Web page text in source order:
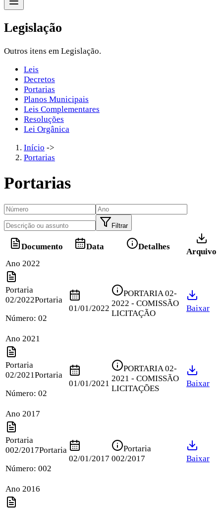
Legislação
Outros itens em Legislação.
Leis
Decretos
Portarias
Planos Municipais
Leis Complementares
Resoluções
Lei Orgânica
Início ->
Portarias
Portarias
Filtrar
Documento Data Detalhes
Arquivo
Ano 2022
Portaria
02/2022Portaria
Número: 02
01/01/2022
PORTARIA 02-
2022 - COMISSÃO
LICITAÇÃO
Baixar
Ano 2021
Portaria
02/2021Portaria
Número: 02
01/01/2021
PORTARIA 02-
2021 - COMISSÃO
LICITAÇÕES
Baixar
Ano 2017
Portaria
002/2017Portaria
Número: 002
02/01/2017
Portaria
002/2017
Baixar
Ano 2016